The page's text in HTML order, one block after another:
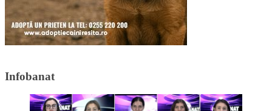
Infobanat